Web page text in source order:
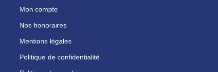
Mon compte
Nos honoraires
Mentions légales
Politique de confidentialité